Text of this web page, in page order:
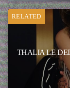
RELATED
THALIA LE